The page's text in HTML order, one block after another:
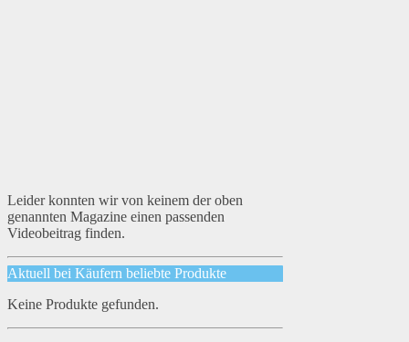
Leider konnten wir von keinem der oben
genannten Magazine einen passenden
Videobeitrag finden.
Aktuell bei Käufern beliebte Produkte
Keine Produkte gefunden.